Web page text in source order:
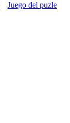
Juego del puzle